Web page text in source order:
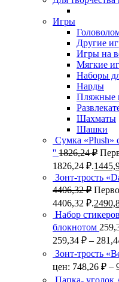
Игры
Другие
Игры на
Мягкие
Наборы
Нарды
Пляжные
Шахматы
Шашки
Сумка «Plush»
'' 1826,24₽
1826,24 ₽.
Зонт-трость
4406,32₽
4406,32 ₽.
Набор
блокнотом
259,34 ₽ –
Зонт-трость
цен: 748,26 ₽ –
Папка- уголок